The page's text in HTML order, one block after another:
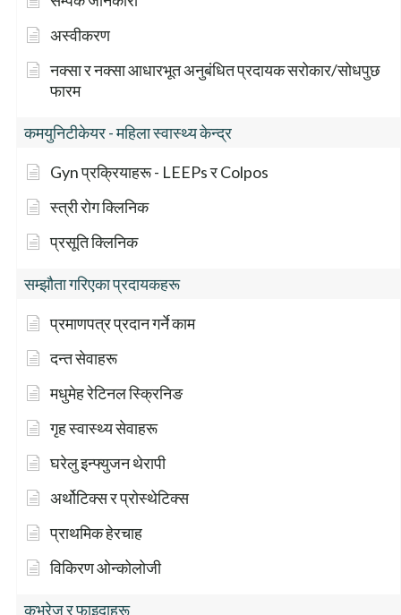
अस्वीकरण
नक्सा र नक्सा आधारभूत अनुबंधित प्रदायक सरोकार/सोधपुछ
फारम
कमयुनिटीकेयर - महिला स्वास्थ्य केन्द्र
Gyn प्रक्रियाहरू - LEEPs र Colpos
स्त्री रोग क्लिनिक
प्रसूति क्लिनिक
सम्झौता गरिएका प्रदायकहरू
प्रमाणपत्र प्रदान गर्ने काम
दन्त सेवाहरू
मधुमेह रेटिनल स्क्रिनिङ
गृह स्वास्थ्य सेवाहरू
घरेलु इन्फ्युजन थेरापी
अर्थोटिक्स र प्रोस्थेटिक्स
प्राथमिक हेरचाह
विकिरण ओन्कोलोजी
कभरेज र फाइदाहरू